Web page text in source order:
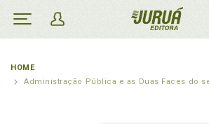
HOME
Administração Pública e as Duas Faces do